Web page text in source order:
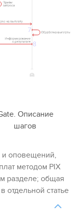
. Описание
шагов
и оповещений,
методом PIX
разделе; общая
отдельной статье